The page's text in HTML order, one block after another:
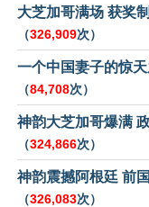
大芝加哥满场 获奖
（326,909次）
一个中国妻子的惊
（84,708次）
神韵大芝加哥爆满
（324,866次）
神韵震撼阿根廷 前
（326,083次）